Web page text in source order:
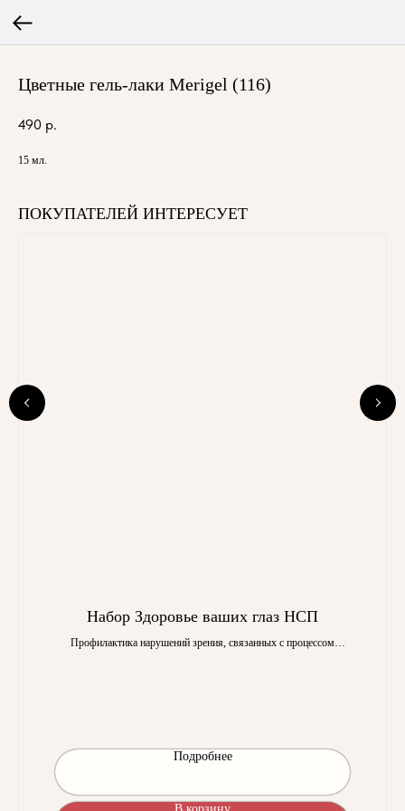
Цветные гель-лаки Merigel (116)
490 р.
15 мл.
ПОКУПАТЕЛЕЙ ИНТЕРЕСУЕТ
Набор Здоровье ваших глаз НСП
Профилактика нарушений зрения, связанных с процессом
Подробнее